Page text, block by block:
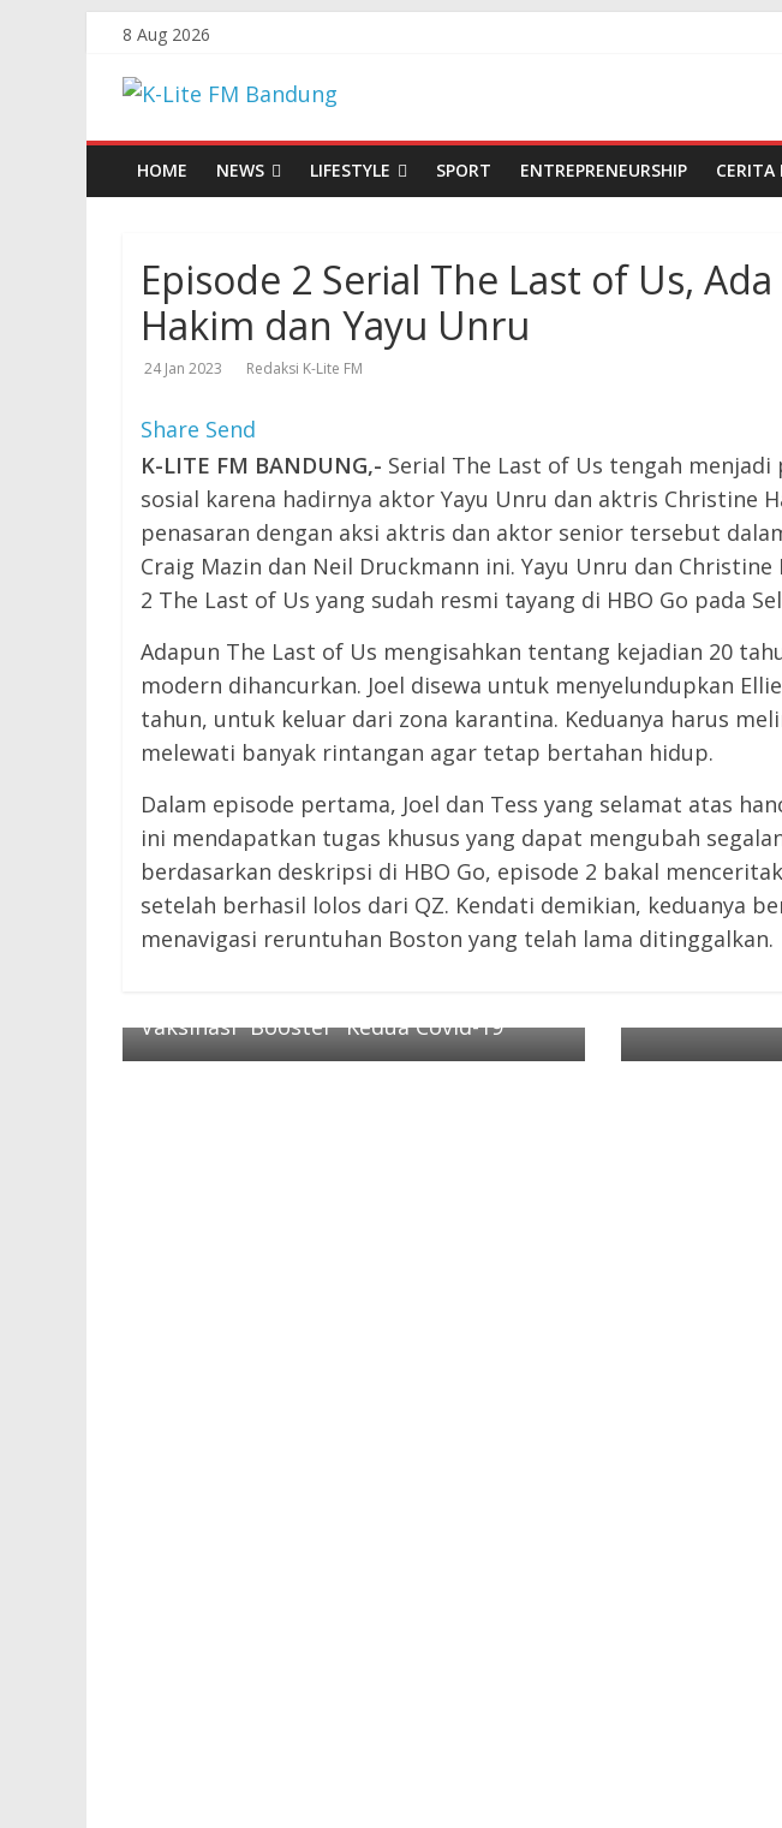
Skip
content
8 Aug 2026
K-
Lite
Bandung
News
HOME NEWS LIFESTYLE SPORT ENTREPRENEURSHIP CERITA
Episode 2 Serial The Last of Us,
Hakim dan Yayu Unru
24 Jan 2023 Redaksi K-Lite FM
Share Send
K-LITE FM BANDUNG,- Serial The Last of Us tengah
sosial karena hadirnya aktor Yayu Unru dan aktris Christine
penasaran dengan aksi aktris dan aktor senior tersebut
Craig Mazin dan Neil Druckmann ini. Yayu Unru dan
2 The Last of Us yang sudah resmi tayang di HBO Go pada
Adapun The Last of Us mengisahkan tentang kejadian 20
modern dihancurkan. Joel disewa untuk menyelundupkan
tahun, untuk keluar dari zona karantina. Keduanya harus
melewati banyak rintangan agar tetap bertahan hidup.
Dalam episode pertama, Joel dan Tess yang selamat atas
ini mendapatkan tugas khusus yang dapat mengubah
berdasarkan deskripsi di HBO Go, episode 2 bakal
setelah berhasil lolos dari QZ. Kendati demikian, keduanya
menavigasi reruntuhan Boston yang telah lama ditinggalkan.
Vaksinasi “Booster” Kedua Covid-19
Biaya